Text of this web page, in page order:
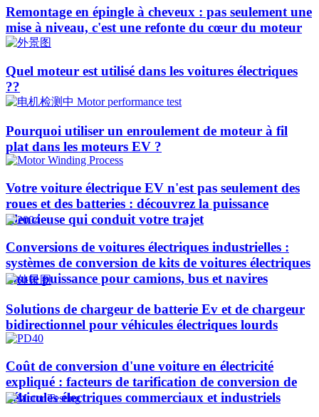
Remontage en épingle à cheveux : pas seulement une
mise à niveau, c'est une refonte du cœur du moteur
Quel moteur est utilisé dans les voitures électriques
??​​
Pourquoi utiliser un enroulement de moteur à fil
plat dans les moteurs EV ?
Votre voiture électrique EV n'est pas seulement des
roues et des batteries : découvrez la puissance
silencieuse qui conduit votre trajet
Conversions de voitures électriques industrielles :
systèmes de conversion de kits de voitures électriques
haute puissance pour camions, bus et navires
Solutions de chargeur de batterie Ev et de chargeur
bidirectionnel pour véhicules électriques lourds
Coût de conversion d'une voiture en électricité
expliqué : facteurs de tarification de conversion de
véhicules électriques commerciaux et industriels